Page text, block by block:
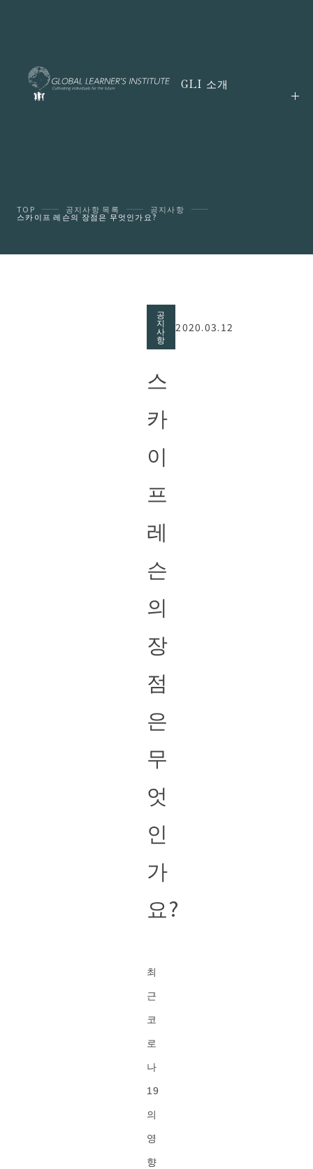
GLI 소개
TOP 공지사항 목록 공지사항
스카이프 레슨의 장점은 무엇인가요?
공
지
사
항
2020.03.12
스
카
이
프
레
슨
의
장
점
은
무
엇
인
가
요?
최
근
코
로
나
19
의
영
향